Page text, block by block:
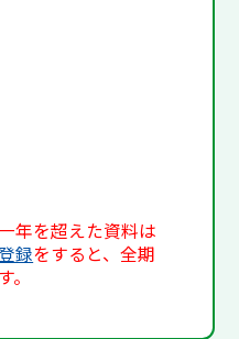
年を超えた資料は
録をすると、全期